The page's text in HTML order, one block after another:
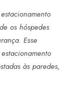
os hóspedes
Esse
às paredes,